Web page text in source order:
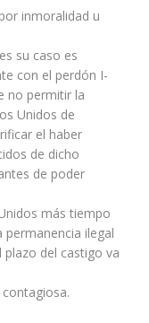
inmoralidad u
su caso es
con el perdón I-
no permitir la
Unidos de
el haber
de dicho
de poder
más tiempo
permanencia ilegal
plazo del castigo va